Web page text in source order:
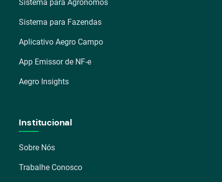
Sistema para Agrônomos
Sistema para Fazendas
Aplicativo Aegro Campo
App Emissor de NF-e
Aegro Insights
Institucional
Sobre Nós
Trabalhe Conosco